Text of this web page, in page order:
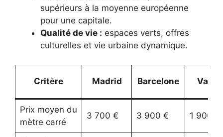
supérieurs à la moyenne européenne
pour une capitale.
Qualité de vie : espaces verts, offres
culturelles et vie urbaine dynamique.
Critère Madrid Barcelone
Prix moyen du
mètre carré
3 700 € 3 900 € 1 900 €